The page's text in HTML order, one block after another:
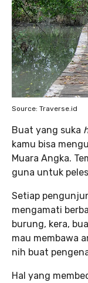
Source: Traverse.id
Buat yang suka
kamu bisa
Muara Angka.
guna untuk
Setiap
mengamati
burung, kera,
mau membawa
nih buat
Hal yang